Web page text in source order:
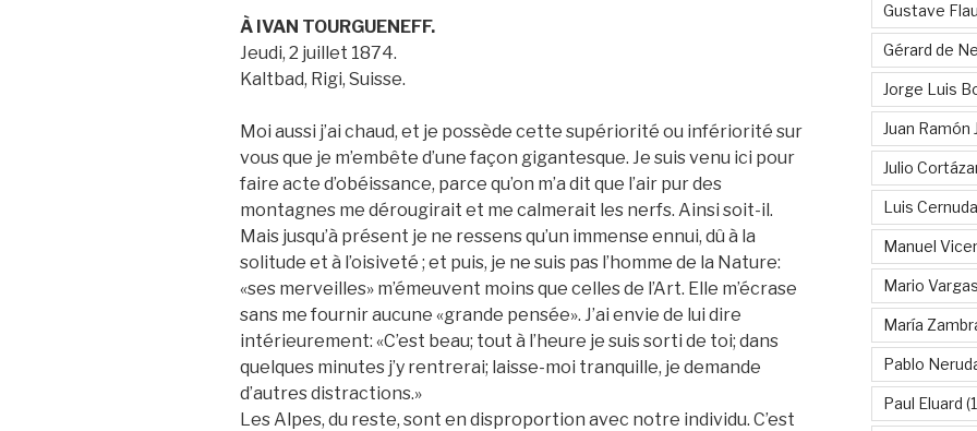
À IVAN TOURGUENEFF.
Jeudi, 2 juillet 1874.
Kaltbad, Rigi, Suisse.
Moi aussi j’ai chaud, et je possède cette supériorité ou infériorité sur
vous que je m’embête d’une façon gigantesque. Je suis venu ici pour
faire acte d’obéissance, parce qu’on m’a dit que l’air pur des
montagnes me dérougirait et me calmerait les nerfs. Ainsi soit-il.
Mais jusqu’à présent je ne ressens qu’un immense ennui, dû à la
solitude et à l’oisiveté ; et puis, je ne suis pas l’homme de la Nature:
«ses merveilles» m’émeuvent moins que celles de l’Art. Elle m’écrase
sans me fournir aucune «grande pensée». J’ai envie de lui dire
intérieurement: «C’est beau; tout à l’heure je suis sorti de toi; dans
quelques minutes j’y rentrerai; laisse-moi tranquille, je demande
d’autres distractions.»
Les Alpes, du reste, sont en disproportion avec notre individu. C’est
Gustave
Gérard de
Jorge Luis
Juan Ramón
Julio
Luis Cernuda
Manuel
Mario
María
Pablo
Paul Eluard